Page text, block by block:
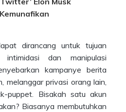
dirancang untuk tujuan
intimidasi dan manipulasi
kampanye berita
melanggar privasi orang lain,
puppet. Bisakah satu akun
Biasanya membutuhkan